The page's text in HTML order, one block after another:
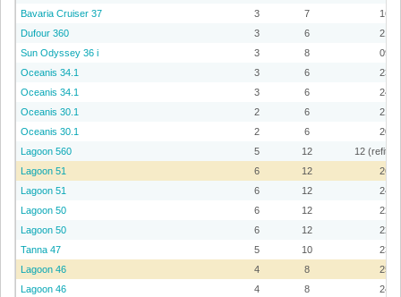
Bavaria Cruiser 37
3 7
16
Dufour 360
3 6
21
Sun Odyssey 36 i
3 8
09
Oceanis 34.1
3 6
23
Oceanis 34.1
3 6
24
Oceanis 30.1
2 6
21
Oceanis 30.1
2 6
20
Lagoon 560
5 12
12 (refit
Lagoon 51
6 12
26
Lagoon 51
6 12
24
Lagoon 50
6 12
22
Lagoon 50
6 12
22
Tanna 47
5 10
23
Lagoon 46
4 8
25
Lagoon 46
4 8 24